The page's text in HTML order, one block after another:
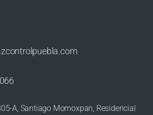
A, Santiago Momoxpan, Residencial